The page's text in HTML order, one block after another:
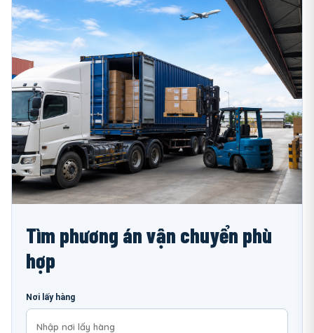
Tìm phương án vận chuyển phù
hợp
Nơi lấy hàng